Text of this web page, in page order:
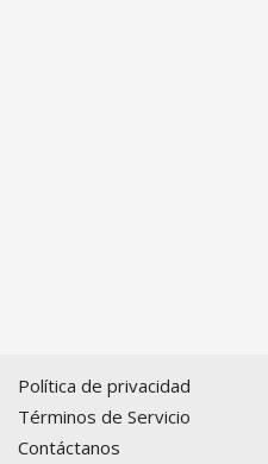
Política de privacidad
Términos de Servicio
Contáctanos